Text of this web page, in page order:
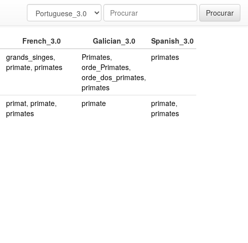
Procurar
French_3.0 Galician_3.0
Spanish_3.0
grands_singes,
primate, primates
Primates,
orde_Primates,
orde_dos_primates,
primates
primates
primat, primate,
primates
primate primate,
primates